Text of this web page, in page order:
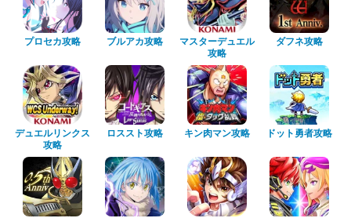
プロセカ攻略 ブルアカ攻略
マスターデュエル
攻略
ダフネ攻略
デュエルリンクス
攻略
ロススト攻略 キン肉マン攻略 ドット勇者攻略